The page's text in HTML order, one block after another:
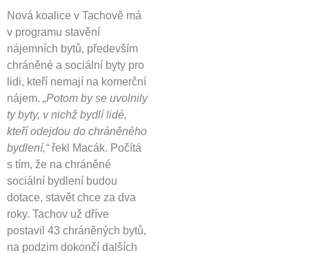
Nová koalice v Tachově má
v programu stavění
nájemních bytů, především
chráněné a sociální byty pro
lidi, kteří nemají na komerční
nájem. „Potom by se uvolnily
ty byty, v nichž bydlí lidé,
kteří odejdou do chráněného
bydlení,“řekl Macák. Počítá
s tím, že na chráněné
sociální bydlení budou
dotace, stavět chce za dva
roky. Tachov už dříve
postavil 43 chráněných bytů,
na podzim dokončí dalších